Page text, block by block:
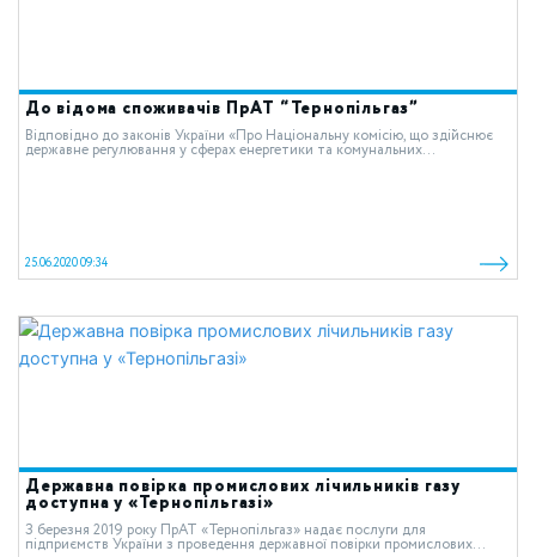
До відома споживачів ПрАТ “Тернопільгаз”
Відповідно до законів України «Про Національну комісію, що здійснює
державне регулювання у сферах енергетики та комунальних...
25.06.2020 09:34
Державна повірка промислових лічильників газу
доступна у «Тернопільгазі»
З березня 2019 року ПрАТ «Тернопільгаз» надає послуги для
підприємств України з проведення державної повірки промислових...